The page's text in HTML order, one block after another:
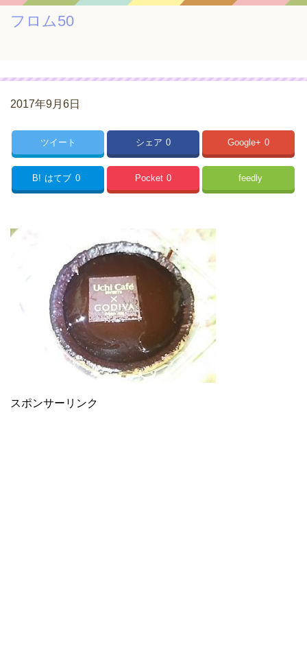
フロム50
2017年9月6日
ツイート シェア 0 Google+ 0
B! はてブ 0 Pocket 0 feedly
スポンサーリンク